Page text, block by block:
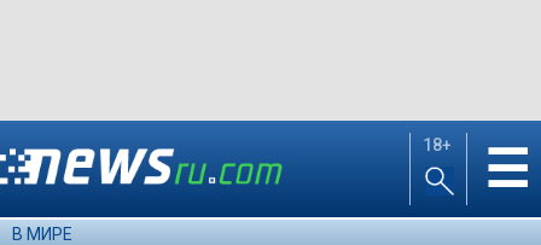
18+ ☰
В МИРЕ